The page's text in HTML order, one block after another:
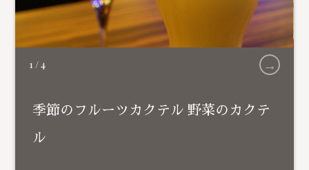
1 /4 →
季節のフルーツカクテル 野菜のカクテ
ル